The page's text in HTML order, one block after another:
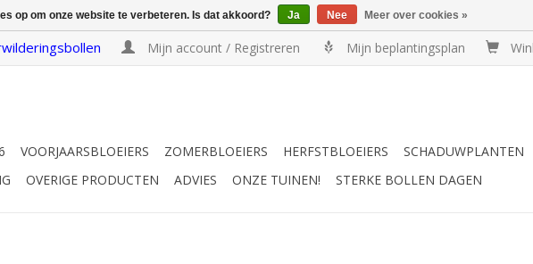
Mijn account / Registreren Mijn beplantingsplan
VOORJAARSBLOEIERS ZOMERBLOEIERS HERFSTBLOEIERS SCHADUWPLANTEN
OVERIGE PRODUCTEN ADVIES ONZE TUINEN! STERKE BOLLEN DAGEN
op om onze website te verbeteren. Is dat akkoord? Ja Nee Meer over cookies »